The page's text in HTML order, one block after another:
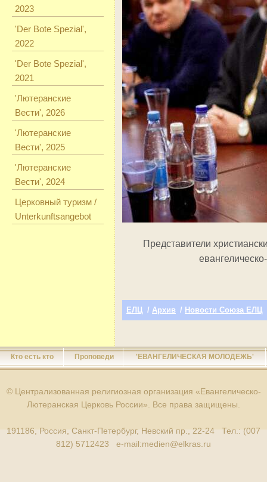
2023
'Der Bote Spezial',
2022
'Der Bote Spezial',
2021
'Лютеранские
Вести', 2026
'Лютеранские
Вести', 2025
'Лютеранские
Вести', 2024
Церковный туризм /
Unterkunftsangebot
Представители
ЕЛЦ / Архив / Новости Союза ЕЛЦ
Кто есть кто Проповеди 'ЕВАНГЕЛИЧЕСКАЯ МОЛОДЕЖЬ'
© Централизованная религиозная организация «Евангелическо-
Лютеранская Церковь России». Все права защищены.
191186, Россия, Санкт-Петербург, Невский пр., 22-24 Тел.: (007
812) 5712423 e-mail:medien@elkras.ru